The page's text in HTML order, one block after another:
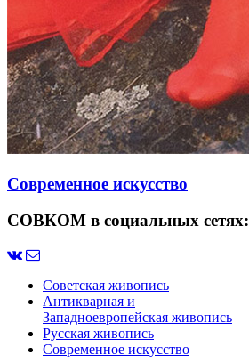
Современное искусство
СОВКОМ в социальных сетях:
Советская живопись
Антикварная и
Западноевропейская живопись
Русская живопись
Современное искусство